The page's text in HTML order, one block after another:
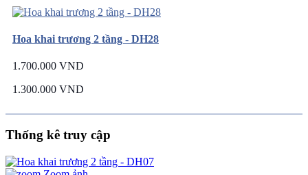
Hoa khai trương 2 tầng - DH28
1.700.000 VND
1.300.000 VND
Thống kê truy cập